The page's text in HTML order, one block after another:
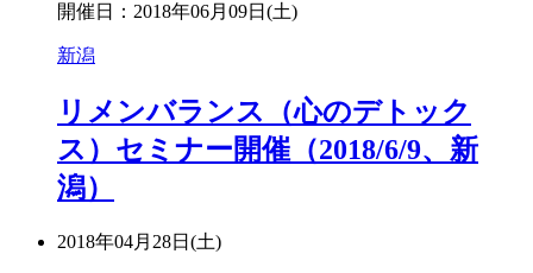
開催日：2018年06月09日(土)
新潟
リメンバランス（心のデトック
ス）セミナー開催（2018/6/9、新
潟）
2018年04月28日(土)